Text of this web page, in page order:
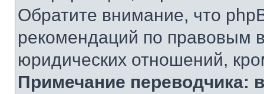
Обратите внимание, что
рекомендаций по правовым
юридических отношений,
Примечание переводчика: